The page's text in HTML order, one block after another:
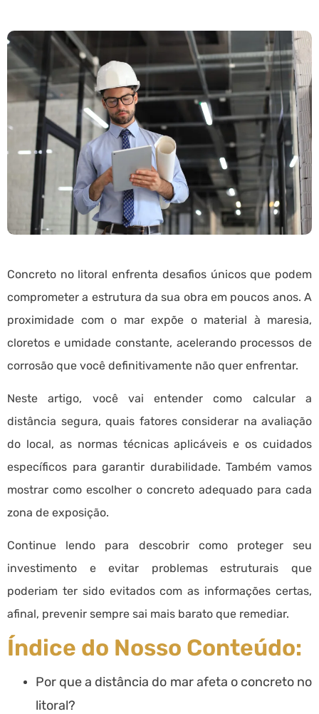
Concreto no litoral enfrenta desafios únicos que podem
comprometer a estrutura da sua obra em poucos anos. A
proximidade com o mar expõe o material à maresia,
cloretos e umidade constante, acelerando processos de
corrosão que você definitivamente não quer enfrentar.
Neste artigo, você vai entender como calcular a
distância segura, quais fatores considerar na avaliação
do local, as normas técnicas aplicáveis e os cuidados
específicos para garantir durabilidade. Também vamos
mostrar como escolher o concreto adequado para cada
zona de exposição.
Continue lendo para descobrir como proteger seu
investimento e evitar problemas estruturais que
poderiam ter sido evitados com as informações certas,
afinal, prevenir sempre sai mais barato que remediar.
Índice do Nosso Conteúdo:
Por que a distância do mar afeta o concreto no
litoral?